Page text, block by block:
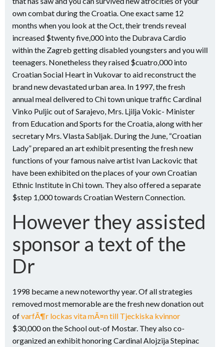
own combat during the Croatia. One exact same 12
months when you look at the Oct, their trends reveal
increased $twenty five,000 into the Dubrava Cardio
within the Zagreb getting disabled youngsters and you will
teenagers. Nonetheless they raised $cuatro,000 into
Croatian Social Heart in Vukovar to aid reconstruct the
brand new devastated urban area. In 1997, the fresh
annual meal delivered to Chi town unique traffic Cardinal
Vinko Puljic out of Sarajevo, Mrs. Ljilja Vokic- Minister
from Education and Sports for the Croatia, along with her
secretary Mrs. Vlasta Sabljak. During the June, “Croatian
Lady” prepared an art exhibit presenting the fresh new
functions of your famous naive artist Ivan Lackovic that
have been exhibited on the places of your own Croatian
Ethnic Institute in Chi town. They also offered a separate
$step 1,000 towards Croatian Western Connection.
However they assisted
sponsor a text of the
Dr
1998 became a new noteworthy year. Of all strategies
removed most memorable are the fresh new donation out
ofvarfÃ¶r lockas vita mÃ¤n till Tjeckiska kvinnor
$30,000 on the School out-of Mostar. They also co-
organized an exhibit honoring Cardinal Alojzija Stepinac